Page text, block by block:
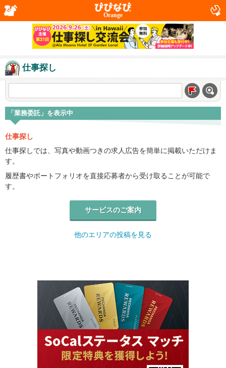
Orange
仕事探し
「業務委託」を表示中
仕事探し
仕事探しでは、写真や動画つきの求人広告を簡単に掲載いただけま
す。
履歴書やポートフォリオを直接応募者から受け取ることが可能で
す。
サービスのご案内
他のエリアの投稿を見る